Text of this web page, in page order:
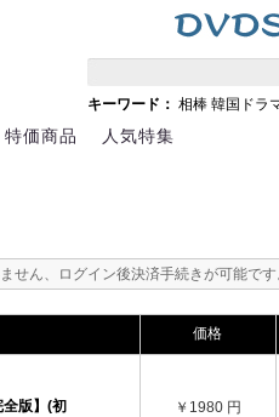
キーワード： 相棒 韓国ドラ
特価商品 人気特集
せん、ログイン後決済手続きが可能で
価格
版】(初
￥1980 円